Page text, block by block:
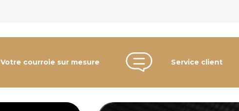
Votre courroie sur mesure Service client